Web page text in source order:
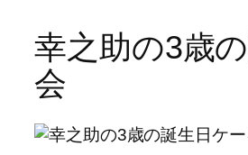
幸之助の3歳
会